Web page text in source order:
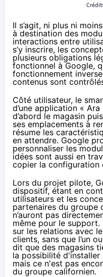
Il s’agit, ni plus ni
à destination des
interactions entre
s’y inscrire, les
plusieurs obligations
fonctionnel à Google,
fonctionnement
contenus sont
Côté utilisateur, le
d’une application «
d’abord le magasin
ses emplacements à
résume les
en attendre. Google
personnaliser les
idées sont aussi en
copier la configuration
Lors du projet pilote,
dispositif, étant en
utilisateurs et les
partenaires du groupe
n’auront pas
même pour le
sur les relations avec
clients, sans que l’un
dit que des magasins
la possibilité d'installer
mais ce n'est pas
du groupe californien.